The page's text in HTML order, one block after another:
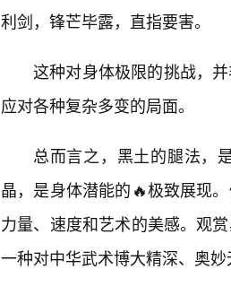
利剑，锋芒毕露，直指要害。
这种对身体极限的挑战，
应对各种复杂多变的局面。
总而言之，黑土的腿法，
晶，是身体潜能的🔥极致展现
力量、速度和艺术的美感。观
一种对中华武术博大精深、奥妙